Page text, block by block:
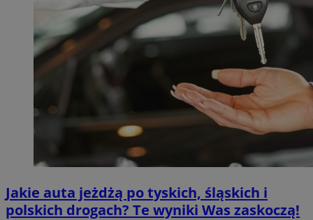
Jakie auta jeżdżą po tyskich, śląskich i
polskich drogach? Te wyniki Was zaskoczą!